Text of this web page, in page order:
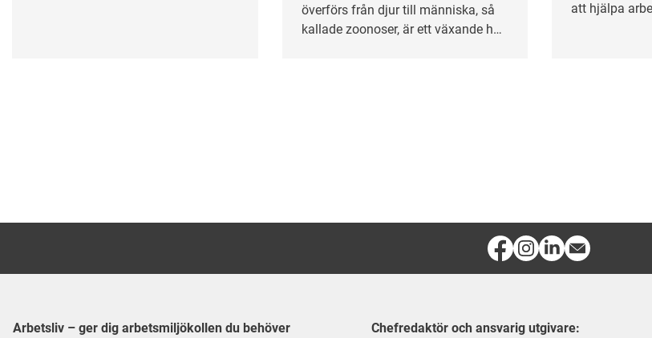
överförs från djur till människa, så
kallade zoonoser, är ett växande hot
att hjälpa
Arbetsliv – ger dig arbetsmiljökollen du behöver Chefredaktör och ansvarig utgivare: